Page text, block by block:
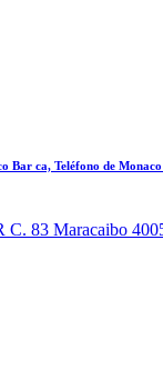
Bar ca, Teléfono de
C. 83 Maracaibo